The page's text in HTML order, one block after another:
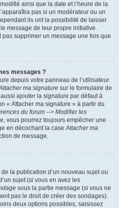
ainsi que la date et l’heure de la
pas si un modérateur ou un
ils ont la possibilité de laisser
message de leur propre initiative.
supprimer un message une fois que
messages ?
depuis votre panneau de l’utilisateur.
ma signature sur le formulaire de
ajouter la signature par défaut à
« Attacher ma signature » à partir du
du forum --> Modifier les
vous pourrez toujours empêcher une
en décochant la caseAttacher ma
de message.
la publication d’un nouveau sujet ou
sujet (si vous en avez les
sous la partie message (si vous ne
pas le droit de créer des sondages).
deux options possibles, saisissez